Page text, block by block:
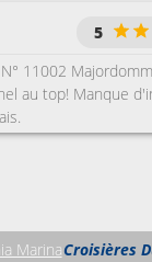
boissons à
5
11002
au top! Manque
MarinaCroisières